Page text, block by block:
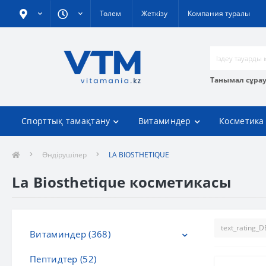
Төлем Жеткізу Компания туралы
Танымал
Спорттық тамақтану Витаминдер Косметика
Өндірушілер LA BIOSTHETIQUE
La Biosthetique косметикасы
Витаминдер (368)
С дәрумені (20)
Пептидтер (52)